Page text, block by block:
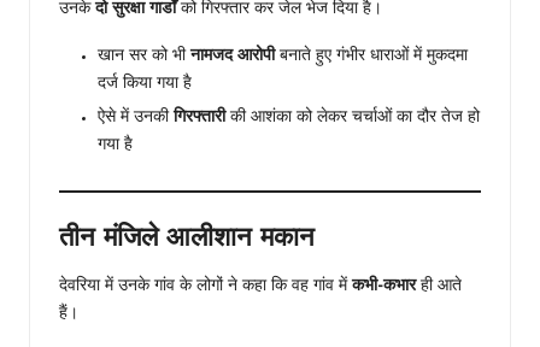
उनके दो सुरक्षा गार्डोंको गिरफ्तार कर जेल भेज दिया है।
खान सर को भी नामजद आरोपीबनाते हुए गंभीर धाराओं में मुकदमा
दर्ज किया गया है
ऐसे में उनकी गिरफ्तारीकी आशंका को लेकर चर्चाओं का दौर तेज हो
गया है
तीन मंजिले आलीशान मकान
देवरिया में उनके गांव के लोगों ने कहा कि वह गांव मेंकभी-कभारही आते
हैं।